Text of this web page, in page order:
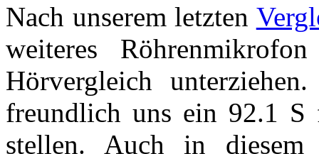
Nach unserem letzten
weiteres
Hörvergleich
freundlich uns ein 92.1 S
stellen. Auch in